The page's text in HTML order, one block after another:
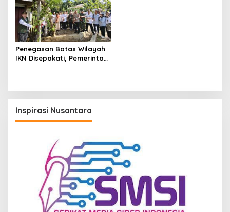
Penegasan Batas Wilayah
IKN Disepakati, Pemerintah
Inspirasi Nusantara